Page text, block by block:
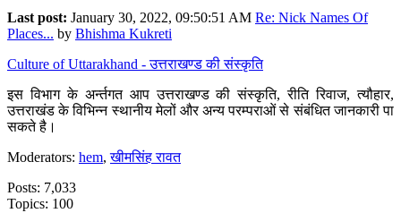
Last post: January 30, 2022, 09:50:51 AM Re: Nick Names Of
Places... by Bhishma Kukreti
Culture of Uttarakhand - उत्तराखण्ड की संस्कृति
इस विभाग के अर्न्तगत आप उत्तराखण्ड की संस्कृति, रीति रिवाज, त्यौहार,
उत्तराखंड के विभिन्न स्थानीय मेलों और अन्य परम्पराओं से संबंधित जानकारी पा
सकते है।
Moderators: hem,खीमसिंह रावत
Posts: 7,033
Topics: 100